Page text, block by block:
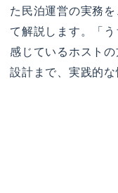
た民泊運営の実務
て解説します。「
感じているホスト
設計まで、実践的な